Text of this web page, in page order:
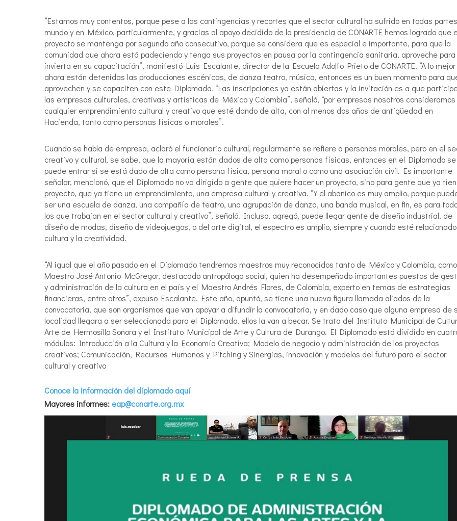
“Estamos muy contentos, porque pese a las contingencias y recortes que el sector cultural ha sufrido en todas
mundo y en México, particularmente, y gracias al apoyo decidido de la presidencia de CONARTE hemos logrado que
proyecto se mantenga por segundo año consecutivo, porque se considera que es especial e importante, para que la
comunidad que ahora está padeciendo y tenga sus proyectos en pausa por la contingencia sanitaria, aproveche
invierta en su capacitación”, manifestó Luis Escalante, director de la Escuela Adolfo Prieto de CONARTE. “A lo mejor
ahora están detenidas las producciones escénicas, de danza teatro, música, entonces es un buen momento para
aprovechen y se capaciten con este Diplomado. “Las inscripciones ya están abiertas y la invitación es a que
las empresas culturales, creativas y artísticas de México y Colombia”, señaló, “por empresas nosotros consideramos
cualquier emprendimiento cultural y creativo que esté dando de alta, con al menos dos años de antigüedad en
Hacienda, tanto como personas físicas o morales”.
Cuando se habla de empresa, aclaró el funcionario cultural, regularmente se refiere a personas morales, pero en el
creativo y cultural, se sabe, que la mayoría están dados de alta como personas físicas, entonces en el Diplomado se
puede entrar si se está dado de alta como persona física, persona moral o como una asociación civil. Es importante
señalar, mencionó, que el Diplomado no va dirigido a gente que quiere hacer un proyecto, sino para gente que ya
proyecto, que ya tiene un emprendimiento, una empresa cultural y creativa. “Y el abanico es muy amplio, porque
ser una escuela de danza, una compañía de teatro, una agrupación de danza, una banda musical, en fin, es para
los que trabajan en el sector cultural y creativo”, señaló. Incluso, agregó, puede llegar gente de diseño industrial, de
diseño de modas, diseño de videojuegos, o del arte digital, el espectro es amplio, siempre y cuando esté
cultura y la creatividad.
“Al igual que el año pasado en el Diplomado tendremos maestros muy reconocidos tanto de México y Colombia,
Maestro José Antonio McGregor, destacado antropólogo social, quien ha desempeñado importantes puestos de
y administración de la cultura en el país y el Maestro Andrés Flores, de Colombia, experto en temas de estrategias
financieras, entre otros”, expuso Escalante. Este año, apuntó, se tiene una nueva figura llamada aliados de la
convocatoria, que son organismos que van apoyar a difundir la convocatoria, y en dado caso que alguna empresa de
localidad llegara a ser seleccionada para el Diplomado, ellos la van a becar. Se trata del Instituto Municipal de
Arte de Hermosillo Sonora y el Instituto Municipal de Arte y Cultura de Durango. El Diplomado está dividido en
módulos: Introducción a la Cultura y la Economía Creativa; Modelo de negocio y administración de los proyectos
creativos; Comunicación, Recursos Humanos y Pitching y Sinergias, innovación y modelos del futuro para el sector
cultural y creativo
Conoce la información del diplomado aquí
Mayores informes: eap@conarte.org.mx